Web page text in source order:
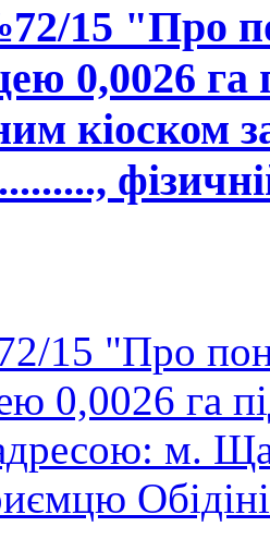
15 "Про
0,0026 га
кіоском
15 "Про
0,0026 га
м.